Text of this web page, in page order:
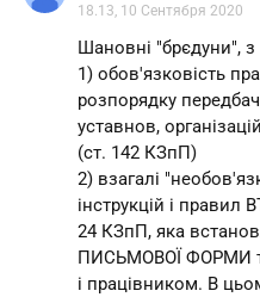
18.13, 10 Сентября 2020
Шановні "брєдуни", з
1) обов'язковість
розпорядку
уставнов,
(ст. 142 КЗпП)
2) взагалі
інструкцій і правил
24 КЗпП, яка
ПИСЬМОВОЇ ФОРМИ
і працівником. В